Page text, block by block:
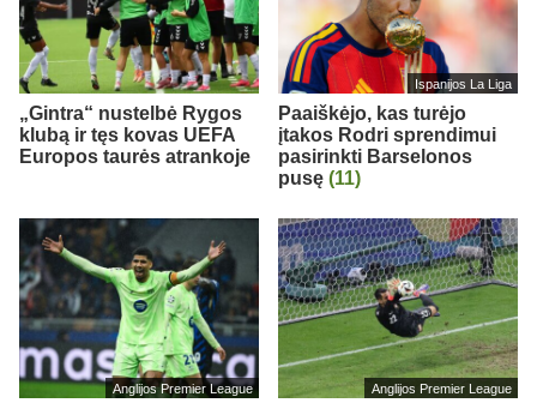
„Gintra“ nustelbė Rygos
klubą ir tęs kovas UEFA
Europos taurės atrankoje
Ispanijos La Liga
Paaiškėjo, kas turėjo
įtakos Rodri sprendimui
pasirinkti Barselonos
pusę (11)
Anglijos Premier League Anglijos Premier League